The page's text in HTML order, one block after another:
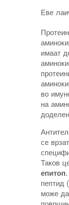
Еве
имаат
во
на
се
Таков
епитоп
пептид
може